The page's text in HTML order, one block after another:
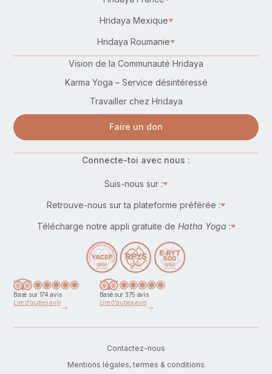
Hridaya Mexique
Hridaya Roumanie
Vision de la Communauté Hridaya
Karma Yoga – Service désintéressé
Travailler chez Hridaya
Faire un don
Connecte-toi avec nous :
Suis-nous sur :
Retrouve-nous sur ta plateforme préférée :
Télécharge notre appli gratuite de Hatha Yoga :
Basé sur 174 avis
Lire d'autres avis
Basé sur 375 avis
Lire d'autres avis
Contactez-nous
Mentions légales, termes & conditions